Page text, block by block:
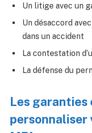
Un litige avec un
Un désaccord
dans un accident
La contestation
La défense du
Les garanties
personnaliser